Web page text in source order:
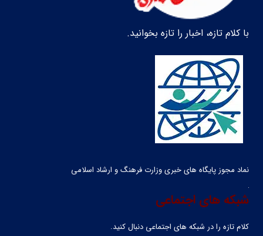
با کلام تازه، اخبار را تازه بخوانید.
نماد مجوز پایگاه های خبری وزارت فرهنگ و ارشاد اسلامی
شبکه های اجتماعی
کلام تازه را در شبکه ‌های اجتماعی دنبال کنید.